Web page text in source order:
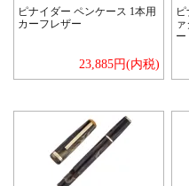
ピナイダー ペンケース 1本用
カーフレザー
23,885円(内税)
ー